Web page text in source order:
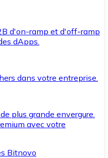
d'on-ramp et d'off-ramp
dApps.
dans votre entreprise.
plus grande envergure.
avec votre
Bitnovo